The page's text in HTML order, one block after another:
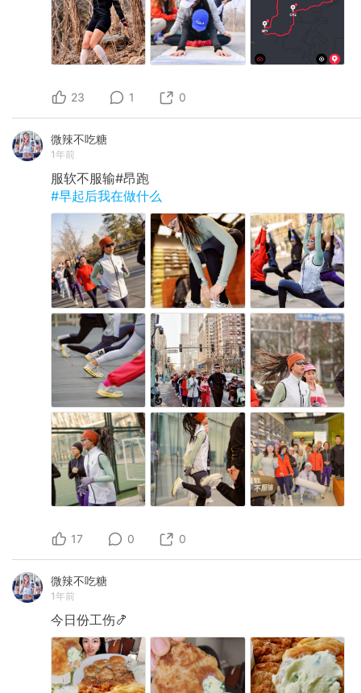
23 1 0
微辣不吃糖
1年前
服软不服输#昂跑
#早起后我在做什么
17 0 0
微辣不吃糖
1年前
今日份工伤🍤